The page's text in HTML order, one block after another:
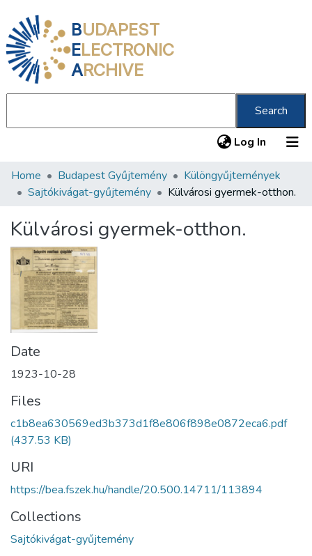
BUDAPEST
ELECTRONIC
ARCHIVE
Search
Log In (current)
Communities & Collections
Statistics
About us
Home Budapest Gyűjtemény
Különgyűjtemények
Sajtókivágat-gyűjtemény
Külvárosi gyermek-otthon.
Külvárosi gyermek-otthon.
Date
1923-10-28
Files
c1b8ea630569ed3b373d1f8e806f898e0872eca6.pdf
(437.53 KB)
URI
https://bea.fszek.hu/handle/20.500.14711/113894
Collections
Sajtókivágat-gyűjtemény